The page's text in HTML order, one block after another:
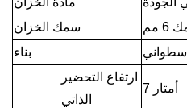
سمك الخزان
مم
بناء
ارتفاع التحضير
الذاتي
7 أمتار